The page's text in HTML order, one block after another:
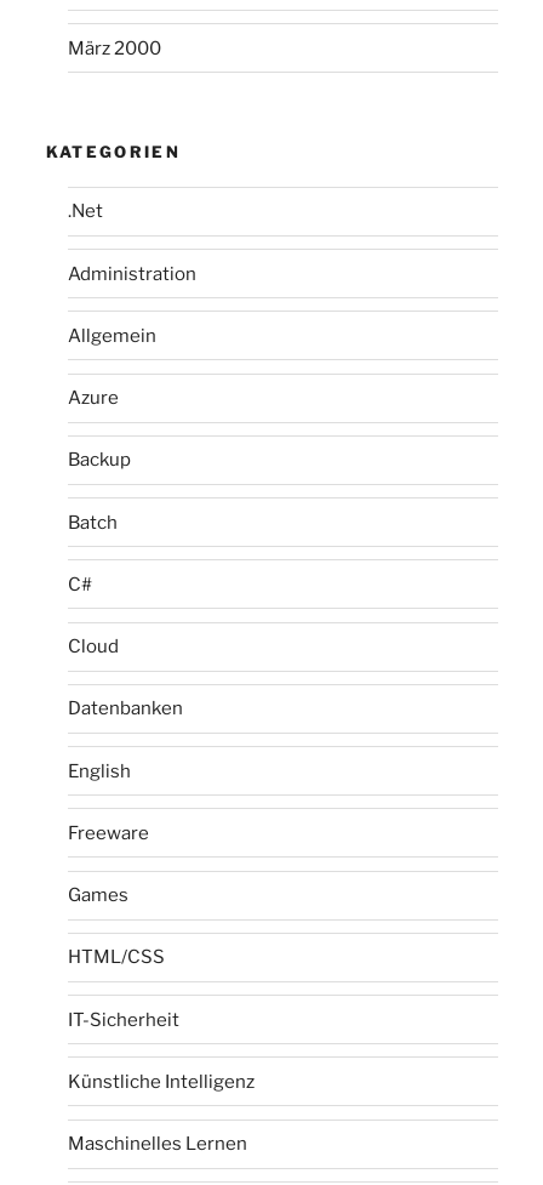
März 2000
KATEGORIEN
.Net
Administration
Allgemein
Azure
Backup
Batch
C#
Cloud
Datenbanken
English
Freeware
Games
HTML/CSS
IT-Sicherheit
Künstliche Intelligenz
Maschinelles Lernen